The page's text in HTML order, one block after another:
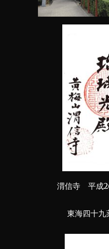
渭信寺 平成
東海四十九